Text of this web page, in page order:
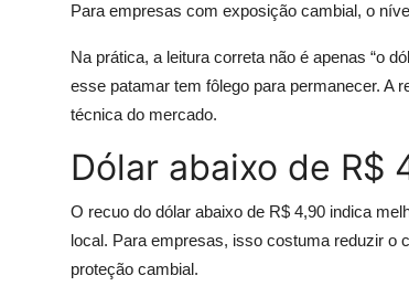
Para empresas com exposição cambial, o
Na prática, a leitura correta não é apenas “o
esse patamar tem fôlego para permanecer. A
técnica do mercado.
Dólar abaixo de R$
O recuo do dólar abaixo de R$ 4,90 indica
local. Para empresas, isso costuma reduzir o
proteção cambial.